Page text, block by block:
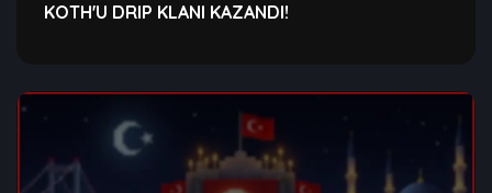
KOTH'U DRIP KLANI KAZANDI!